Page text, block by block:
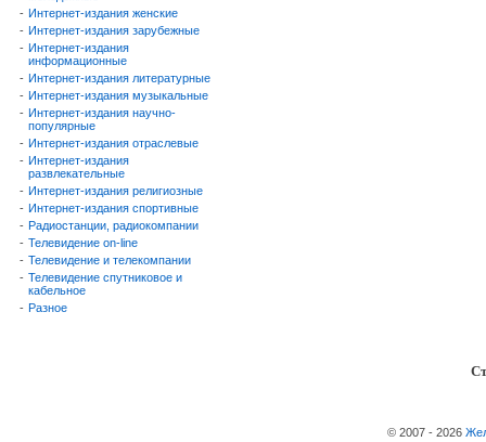
- Интернет-издания женские
- Интернет-издания зарубежные
- Интернет-издания
информационные
- Интернет-издания литературные
- Интернет-издания музыкальные
- Интернет-издания научно-
популярные
- Интернет-издания отраслевые
- Интернет-издания
развлекательные
- Интернет-издания религиозные
- Интернет-издания спортивные
- Радиостанции, радиокомпании
- Телевидение on-line
- Телевидение и телекомпании
- Телевидение спутниковое и
кабельное
- Разное
© 2007 - 2026